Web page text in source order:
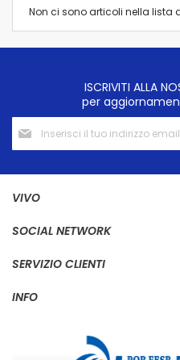
Non ci sono articoli nella lista
ISCRIVITI ALLA
per
Iscriviti
alla
nostra
VIVO
SOCIAL NETWORK
SERVIZIO CLIENTI
INFO